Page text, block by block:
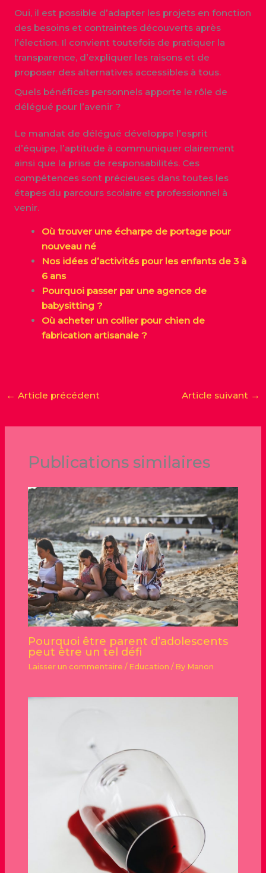
Oui, il est possible d’adapter les projets en fonction
des besoins et contraintes découverts après
l’élection. Il convient toutefois de pratiquer la
transparence, d’expliquer les raisons et de
proposer des alternatives accessibles à tous.
Quels bénéfices personnels apporte le rôle de
délégué pour l’avenir ?
Le mandat de délégué développe l’esprit
d’équipe, l’aptitude à communiquer clairement
ainsi que la prise de responsabilités. Ces
compétences sont précieuses dans toutes les
étapes du parcours scolaire et professionnel à
venir.
Où trouver une écharpe de portage pour
nouveau né
Nos idées d’activités pour les enfants de 3 à
6 ans
Pourquoi passer par une agence de
babysitting ?
Où acheter un collier pour chien de
fabrication artisanale ?
← Article précédent Article suivant →
Publications similaires
Pourquoi être parent d’adolescents
peut être un tel défi
Laisser un commentaire / Education / By Manon